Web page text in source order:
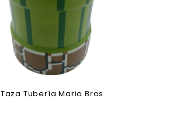
Taza Tubería Mario Bros